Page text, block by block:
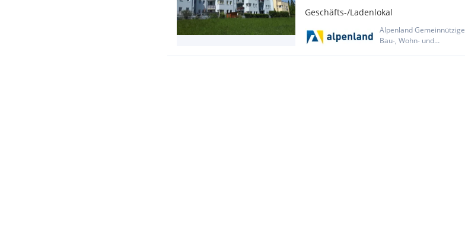
Geschäfts-/Ladenlokal
Alpenland Gemeinnützige
Bau-, Wohn- und